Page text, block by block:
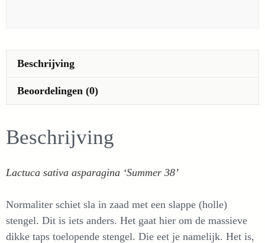
(oud
ras,
zaad)
Beschrijving
Beoordelingen (0)
Beschrijving
Lactuca sativa asparagina ‘Summer 38’
Normaliter schiet sla in zaad met een slappe (holle)
stengel. Dit is iets anders. Het gaat hier om de massieve
dikke taps toelopende stengel. Die eet je namelijk. Het is,